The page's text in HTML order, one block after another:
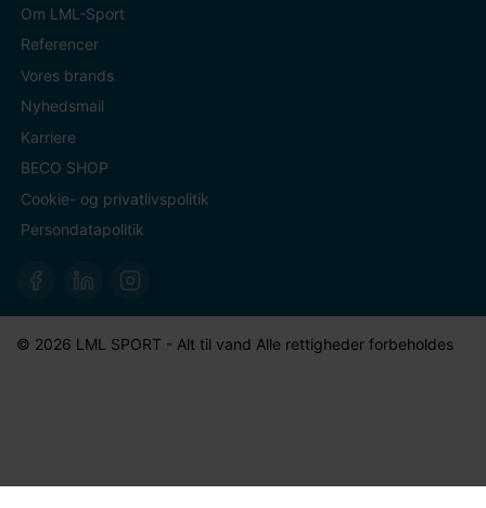
Om LML-Sport
Referencer
Vores brands
Nyhedsmail
Karriere
BECO SHOP
Cookie- og privatlivspolitik
Persondatapolitik
© 2026 LML SPORT - Alt til vand Alle rettigheder forbeholdes